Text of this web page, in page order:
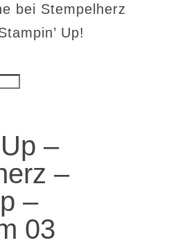
bei Stempelherz
Up!
–
–
–
03